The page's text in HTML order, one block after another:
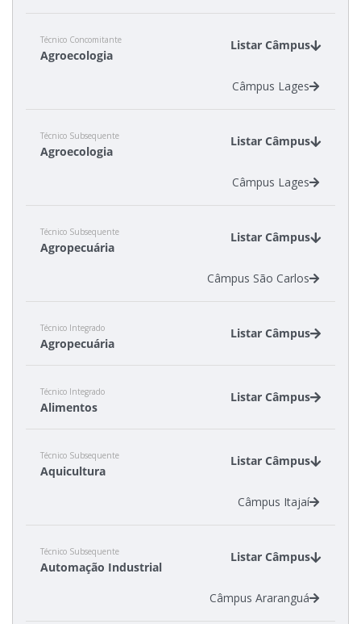
Técnico Concomitante
Agroecologia
Listar Câmpus
Câmpus Lages
Técnico Subsequente
Agroecologia
Listar Câmpus
Câmpus Lages
Técnico Subsequente
Agropecuária
Listar Câmpus
Câmpus São Carlos
Técnico Integrado
Agropecuária
Listar Câmpus
Câmpus São Miguel do Oeste
Técnico Integrado
Alimentos
Listar Câmpus
Câmpus São Miguel do Oeste
Técnico Subsequente
Aquicultura
Listar Câmpus
Câmpus Itajaí
Técnico Subsequente
Automação Industrial
Listar Câmpus
Câmpus Araranguá